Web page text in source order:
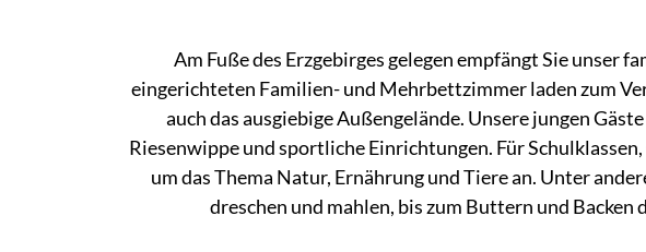
Am Fuße des Erzgebirges gelegen empfängt Sie
eingerichteten Familien- und Mehrbettzimmer laden zum
auch das ausgiebige Außengelände. Unsere jungen
Riesenwippe und sportliche Einrichtungen. Für
um das Thema Natur, Ernährung und Tiere an. Unter
dreschen und mahlen, bis zum Buttern und